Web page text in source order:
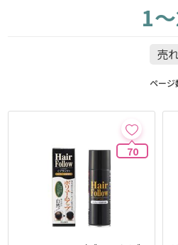
1
ページ
70